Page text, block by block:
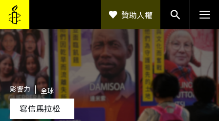
影響力 全球
寫信馬拉松
贊助人權